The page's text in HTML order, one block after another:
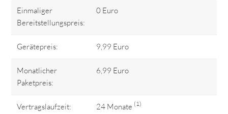
Einmaliger
Bereitstellungspreis:
0 Euro
Gerätepreis: 9,99 Euro
Monatlicher
Paketpreis:
6,99 Euro
Vertragslaufzeit: 24 Monate (1)